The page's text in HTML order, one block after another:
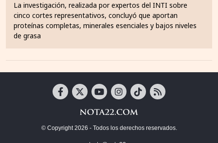
La investigación, realizada por expertos del INTI sobre
cinco cortes representativos, concluyó que aportan
proteínas completas, minerales esenciales y bajos niveles
de grasa
© Copyright 2026 - Todos los derechos reservados.